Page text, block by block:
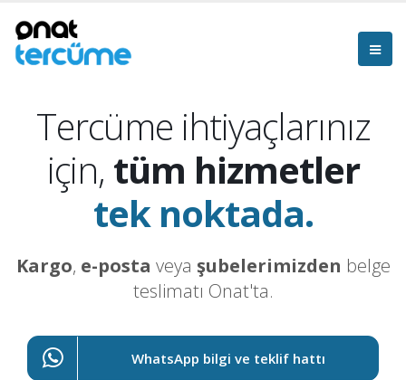
Tercüme ihtiyaçlarınız
için, tüm hizmetler
tek noktada.
Kargo, e-posta veya şubelerimizden belge
teslimatı Onat'ta.
WhatsApp bilgi ve teklif hattı